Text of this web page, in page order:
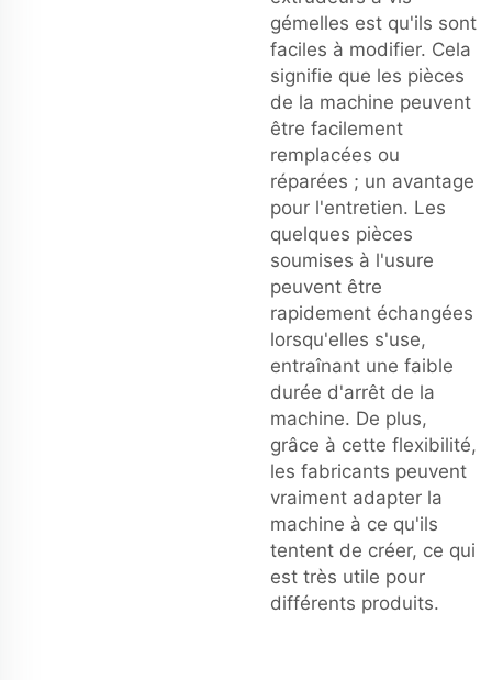
gémelles est qu'ils sont
faciles à modifier. Cela
signifie que les pièces
de la machine peuvent
être facilement
remplacées ou
réparées ; un avantage
pour l'entretien. Les
quelques pièces
soumises à l'usure
peuvent être
rapidement échangées
lorsqu'elles s'use,
entraînant une faible
durée d'arrêt de la
machine. De plus,
grâce à cette flexibilité,
les fabricants peuvent
vraiment adapter la
machine à ce qu'ils
tentent de créer, ce qui
est très utile pour
différents produits.